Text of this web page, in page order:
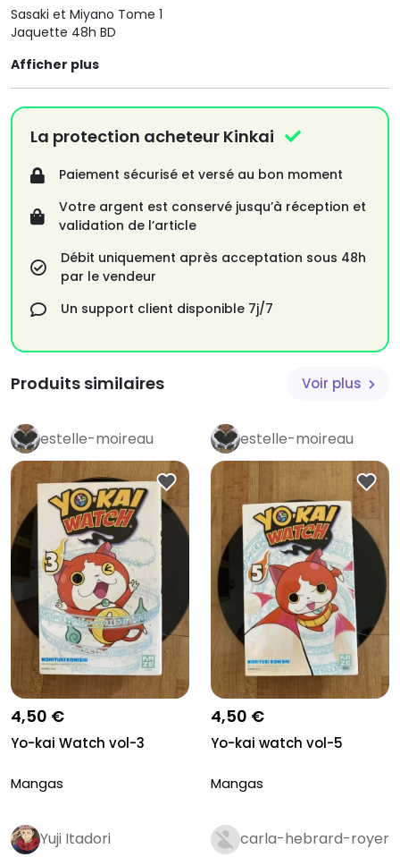
Sasaki et Miyano Tome 1
Jaquette 48h BD
Afficher plus
La protection acheteur Kinkai
Paiement sécurisé et versé au bon moment
Votre argent est conservé jusqu’à réception et
validation de l’article
Débit uniquement après acceptation sous 48h
par le vendeur
Un support client disponible 7j/7
Produits similaires Voir plus
estelle-moireau
4,50 €
Yo-kai Watch vol-3
Mangas
estelle-moireau
4,50 €
Yo-kai watch vol-5
Mangas
Yuji Itadori carla-hebrard-royer